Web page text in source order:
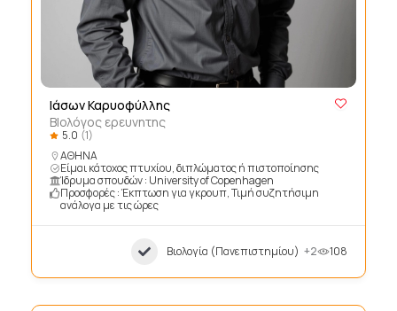
Ιάσων Καρυοφύλλης
ΒΙολόγος ερευνητης
5.0 (1)
ΑΘΗΝΑ
Είμαι κάτοχος πτυχίου, διπλώματος ή πιστοποίησης
Ίδρυμα σπουδών : University of Copenhagen
Προσφορές : Έκπτωση για γκρουπ, Τιμή συζητήσιμη
ανάλογα με τις ώρες
Βιολογία (Πανεπιστημίου) +2 108